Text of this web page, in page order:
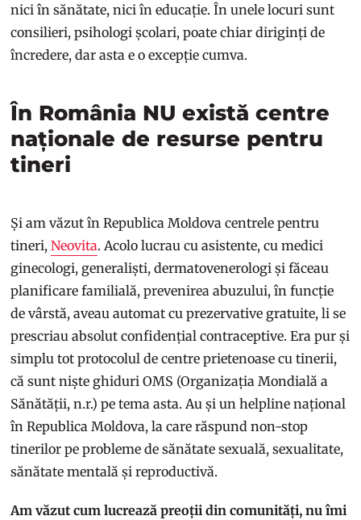
nici în sănătate, nici în educație. În unele locuri sunt
consilieri, psihologi școlari, poate chiar diriginți de
încredere, dar asta e o excepție cumva.
În România NU există centre
naționale de resurse pentru
tineri
Și am văzut în Republica Moldova centrele pentru
tineri,Neovita. Acolo lucrau cu asistente, cu medici
ginecologi, generaliști, dermatovenerologi și făceau
planificare familială, prevenirea abuzului, în funcție
de vârstă, aveau automat cu prezervative gratuite, li se
prescriau absolut confidențial contraceptive. Era pur și
simplu tot protocolul de centre prietenoase cu tinerii,
că sunt niște ghiduri OMS (Organizația Mondială a
Sănătății, n.r.) pe tema asta. Au și un helpline național
în Republica Moldova, la care răspund non-stop
tinerilor pe probleme de sănătate sexuală, sexualitate,
sănătate mentală și reproductivă.
Am văzut cum lucrează preoții din comunități, nu îmi